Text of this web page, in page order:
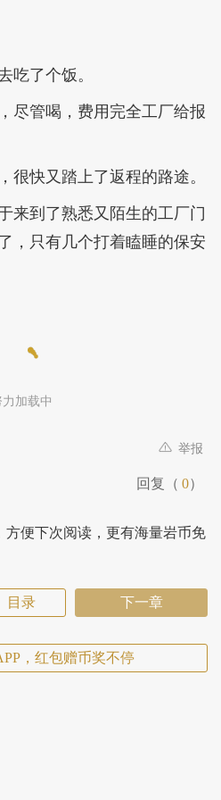
吃了个饭。
尽管喝，费用完全工厂给报
很快又踏上了返程的路途。
来到了熟悉又陌生的工厂门
，只有几个打着瞌睡的保安
力加载中
举报
回复（ 0）
方便下次阅读，更有海量岩币免
目录 下一章
，红包赠币奖不停